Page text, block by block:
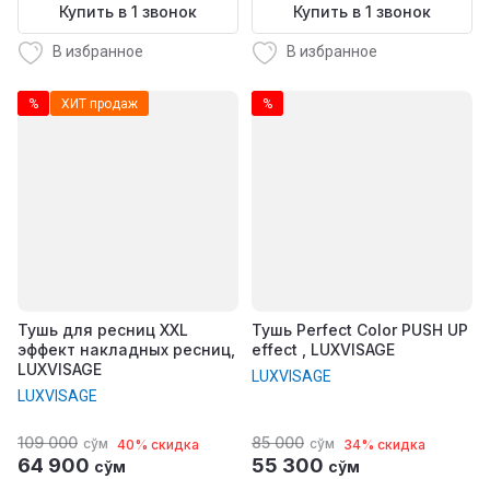
Купить в 1 звонок
В избранное
Купить в 1 звонок
В избранное
% ХИТ продаж
Тушь для ресниц XXL
эффект накладных ресниц,
LUXVISAGE
LUXVISAGE
109 000 сўм 40% скидка
64 900 сўм
%
Тушь Perfect Color PUSH UP
effect , LUXVISAGE
LUXVISAGE
85 000 сўм 34% скидка
55 300 сўм